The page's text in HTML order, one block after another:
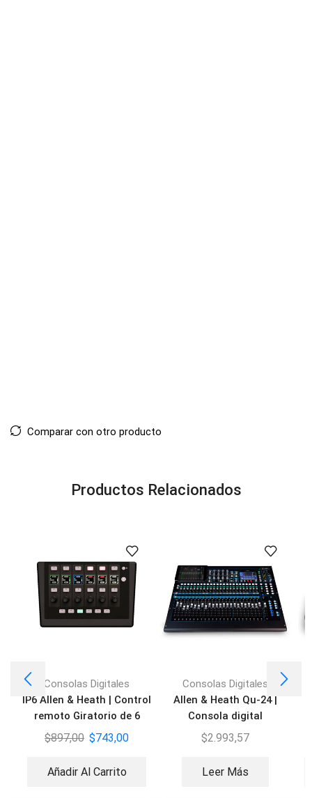
Comparar con otro producto
Productos Relacionados
Consolas Digitales
IP6 Allen & Heath | Control
remoto Giratorio de 6
velocidades
$897,00 $743,00
Añadir Al Carrito
Consolas Digitales
Allen & Heath Qu-24 |
Consola digital
$2.993,57
Leer Más